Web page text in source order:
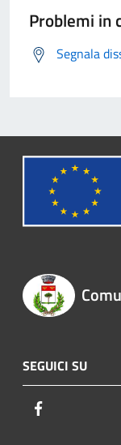
Problemi in
Segnala
SEGUICI SU